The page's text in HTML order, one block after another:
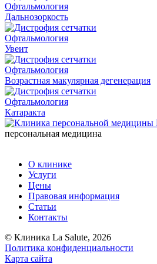
Офтальмология
Дальнозоркость
Офтальмология
Увеит
Офтальмология
Возрастная макулярная дегенерация
Офтальмология
Катаракта
персональная медицина
О клинике
Услуги
Цены
Правовая информация
Статьи
Контакты
© Клиника La Salute, 2026
Политика конфиденциальности
Карта сайта